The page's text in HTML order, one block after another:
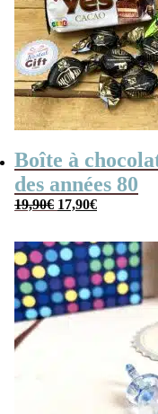
Boîte à
des années 80
19,90€ Le
était :
19,90€.
17,90€Le
est :
17,90€.